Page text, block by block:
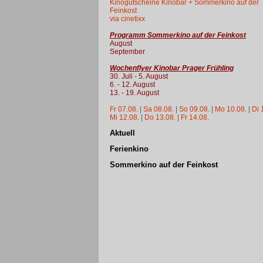
Kinogutscheine Kinobar + Sommerkino auf der
Feinkost
via cinetixx
Programm Sommerkino auf der Feinkost
August
September
Wochenflyer Kinobar Prager Frühling
30. Juli - 5. August
6. - 12. August
13. - 19. August
Fr 07.08. | Sa 08.08. | So 09.08. | Mo 10.08. | Di
Mi 12.08. | Do 13.08. | Fr 14.08.
Aktuell
Ferienkino
Sommerkino auf der Feinkost